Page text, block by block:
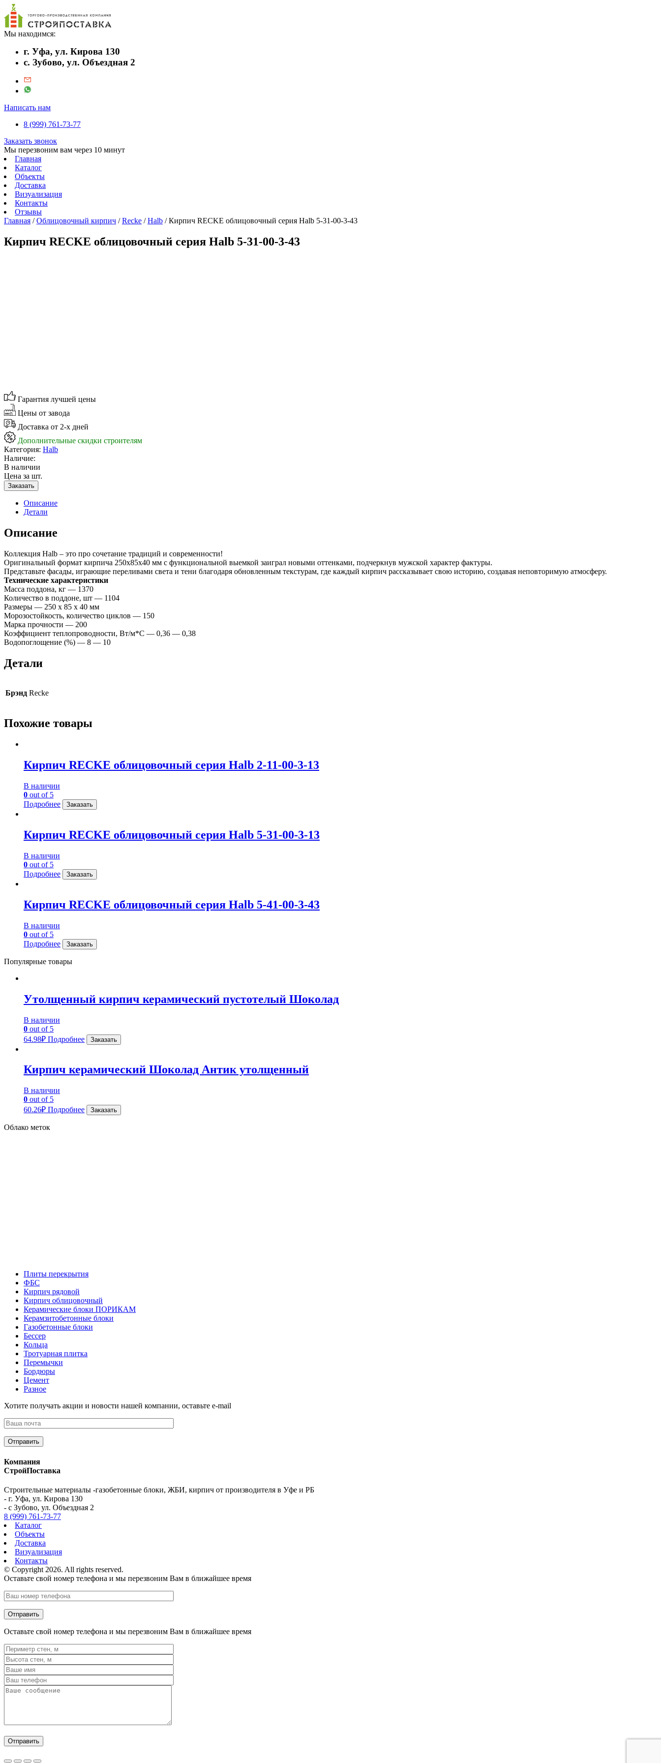
Мы находимся:
г. Уфа, ул. Кирова 130
с. Зубово, ул. Объездная 2
Написать нам
8 (999) 761-73-77
Заказать звонок
Мы перезвоним вам через 10 минут
Главная
Каталог
Объекты
Доставка
Визуализация
Контакты
Отзывы
Главная /Облицовочный кирпич /Recke /Halb / Кирпич RECKE облицовочный серия Halb 5-31-00-3-43
Кирпич RECKE облицовочный серия Halb 5-31-00-3-43
Гарантия лучшей цены
Цены от завода
Доставка от 2-х дней
Дополнительные скидки строителям
Категория: Halb
Наличие:
В наличии
Цена за шт.
Заказать
Описание
Детали
Описание
Коллекция Halb – это про сочетание традиций и современности!
Оригинальный формат кирпича 250х85х40 мм с функциональной выемкой заиграл новыми оттенками, подчеркнув мужской характер фактуры.
Представьте фасады, играющие переливами света и тени благодаря обновленным текстурам, где каждый кирпич рассказывает свою историю, создавая неповторимую атмосферу.
Технические характеристики
Масса поддона, кг — 1370
Количество в поддоне, шт — 1104
Размеры — 250 х 85 х 40 мм
Морозостойкость, количество циклов — 150
Марка прочности — 200
Коэффициент теплопроводности, Вт/м*С — 0,36 — 0,38
Водопоглощение (%) — 8 — 10
Детали
Брэнд Recke
Похожие товары
Кирпич RECKE облицовочный серия Halb 2-11-00-3-13
В наличии
0 out of 5
Подробнее
Заказать
Кирпич RECKE облицовочный серия Halb 5-31-00-3-13
В наличии
0 out of 5
Подробнее
Заказать
Кирпич RECKE облицовочный серия Halb 5-41-00-3-43
В наличии
0 out of 5
Подробнее
Заказать
Популярные товары
Утолщенный кирпич керамический пустотелый Шоколад
В наличии
0 out of 5
64.98₽ Подробнее Заказать
Кирпич керамический Шоколад Антик утолщенный
В наличии
0 out of 5
60.26₽ Подробнее Заказать
Облако меток
Плиты перекрытия
ФБС
Кирпич рядовой
Кирпич облицовочный
Керамические блоки ПОРИКАМ
Керамзитобетонные блоки
Газобетонные блоки
Бессер
Кольца
Тротуарная плитка
Перемычки
Бордюры
Цемент
Разное
Хотите получать акции и новости нашей компании, оставьте e-mail
Компания
СтройПоставка
Строительные материалы -газобетонные блоки, ЖБИ, кирпич от производителя в Уфе и РБ
- г. Уфа, ул. Кирова 130
- с Зубово, ул. Объездная 2
8 (999) 761-73-77
Каталог
Объекты
Доставка
Визуализация
Контакты
© Copyright 2026. All rights reserved.
Оставьте свой номер телефона и мы перезвоним Вам в ближайшее время
Оставьте свой номер телефона и мы перезвоним Вам в ближайшее время